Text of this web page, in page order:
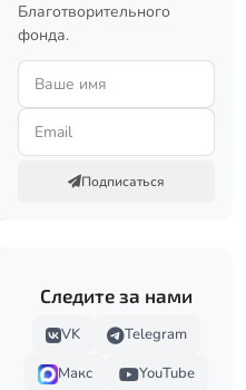
Благотворительного
фонда.
Подписаться
Следите за нами
VK
Telegram
Макс
YouTube